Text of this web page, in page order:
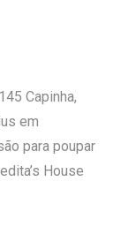
Capinha,
em
para poupar
House